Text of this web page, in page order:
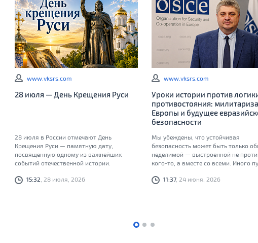
www.vksrs.com
28 июля — День Крещения Руси
28 июля в России отмечают День
Крещения Руси — памятную дату,
посвященную одному из важнейших
событий отечественной истории.
15:32 , 28 июля, 2026
www.vksrs.com
Уроки истории против
противостояния:
Европы и будущее
безопасности
Мы убеждены, что устойчивая
безопасность может быть только
неделимой — выстроенной не
кого-то, а вместе со всеми. Иного
обязаны передать следующим
11:37, 24 июня, 2026